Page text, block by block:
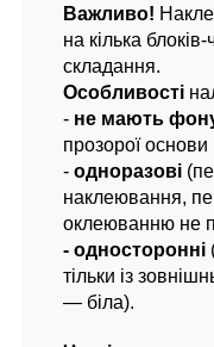
Важливо!
на кілька
складання.
Особливості
- не мають
прозорої
- одноразові
наклеювання,
оклеюванню не
- односторонні
тільки із
— біла).